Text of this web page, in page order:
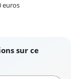
euros
sur ce